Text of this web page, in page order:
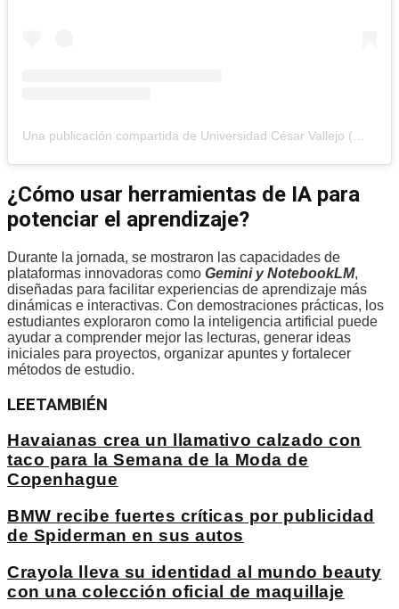
¿Cómo usar herramientas de IA para
potenciar el aprendizaje?
Durante la jornada, se mostraron las capacidades de
plataformas innovadoras como Gemini y NotebookLM,
diseñadas para facilitar experiencias de aprendizaje más
dinámicas e interactivas. Con demostraciones prácticas, los
estudiantes exploraron como la inteligencia artificial puede
ayudar a comprender mejor las lecturas, generar ideas
iniciales para proyectos, organizar apuntes y fortalecer
métodos de estudio.
LEETAMBIÉN
Havaianas crea un llamativo calzado con
taco para la Semana de la Moda de
Copenhague
BMW recibe fuertes críticas por publicidad
de Spiderman en sus autos
Crayola lleva su identidad al mundo beauty
con una colección oficial de maquillaje